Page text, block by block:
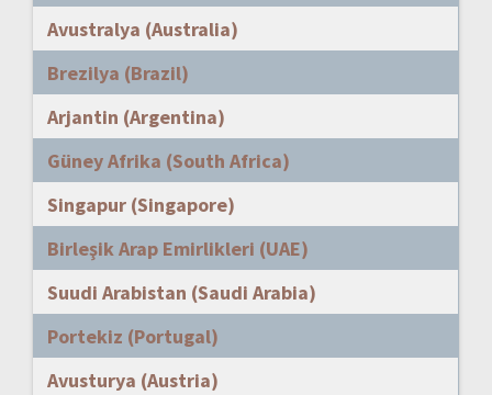
Avustralya (Australia)
Brezilya (Brazil)
Arjantin (Argentina)
Güney Afrika (South Africa)
Singapur (Singapore)
Birleşik Arap Emirlikleri (UAE)
Suudi Arabistan (Saudi Arabia)
Portekiz (Portugal)
Avusturya (Austria)